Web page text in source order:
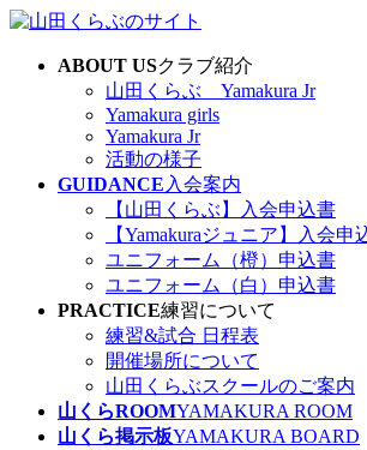
コ
ナ
ABOUT USクラブ紹介
山田くらぶ Yamakura Jr
Yamakura girls
Yamakura Jr
活動の様子
GUIDANCE 入会案内
【山田くらぶ】入会申込書
【Yamakuraジュニア】入会申
ユニフォーム（橙）申込書
ユニフォーム（白）申込書
PRACTICE練習について
練習&試合 日程表
開催場所について
山田くらぶスクールのご案内
山くらROOMYAMAKURA ROOM
山くら掲示板YAMAKURA BOARD